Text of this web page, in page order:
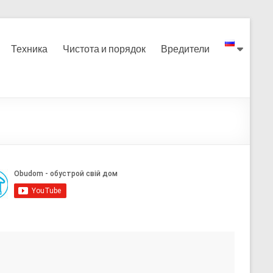
Техника Чистота и порядок Вредители